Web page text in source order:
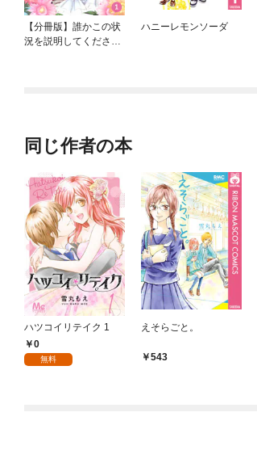
【分冊版】誰かこの状
況を説明してくださ
ハニーレモンソーダ
同じ作者の本
ハツコイリテイク 1
0
無料
えそらごと。
543